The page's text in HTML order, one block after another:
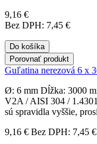
9,16 €
Bez DPH: 7,45 €
Do košíka
Porovnať produkt
Guľatina nerezová 6 x
Ø: 6 mm Dĺžka: 3000
V2A / AISI 304 /
sú spravidla vyššie,
9,16 € Bez DPH: 7,45 €